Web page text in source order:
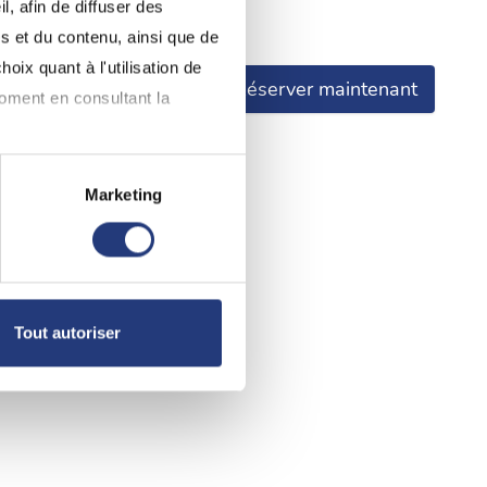
afin de diffuser des
et du contenu, ainsi que de
quant à l'utilisation de
en consultant la
mètres près
(empreintes
Marketing
Tout autoriser
Réserver maintenant